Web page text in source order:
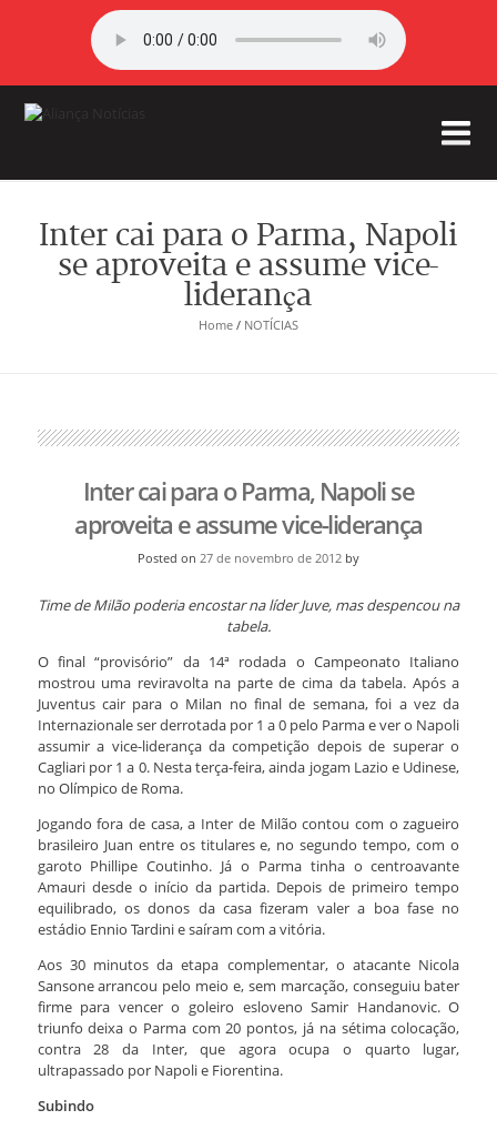
Inter cai para o Parma, Napoli
se aproveita e assume vice-
liderança
Home/ NOTÍCIAS
Inter cai para o Parma, Napoli se
aproveita e assume vice-liderança
Posted on 27 de novembro de 2012 by
Time de Milão poderia encostar na líder Juve, mas despencou na
tabela.
O final “provisório” da 14ª rodada o Campeonato Italiano
mostrou uma reviravolta na parte de cima da tabela. Após a
Juventus cair para o Milan no final de semana, foi a vez da
Internazionale ser derrotada por 1 a 0 pelo Parma e ver o Napoli
assumir a vice-liderança da competição depois de superar o
Cagliari por 1 a 0. Nesta terça-feira, ainda jogam Lazio e Udinese,
no Olímpico de Roma.
Jogando fora de casa, a Inter de Milão contou com o zagueiro
brasileiro Juan entre os titulares e, no segundo tempo, com o
garoto Phillipe Coutinho. Já o Parma tinha o centroavante
Amauri desde o início da partida. Depois de primeiro tempo
equilibrado, os donos da casa fizeram valer a boa fase no
estádio Ennio Tardini e saíram com a vitória.
Aos 30 minutos da etapa complementar, o atacante Nicola
Sansone arrancou pelo meio e, sem marcação, conseguiu bater
firme para vencer o goleiro esloveno Samir Handanovic. O
triunfo deixa o Parma com 20 pontos, já na sétima colocação,
contra 28 da Inter, que agora ocupa o quarto lugar,
ultrapassado por Napoli e Fiorentina.
Subindo